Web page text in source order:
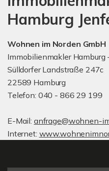
Hamburg
Wohnen im Norden GmbH
Immobilienmakler Hamburg
Sülldorfer Landstraße 247c
22589 Hamburg
Telefon: 040 - 866 29 199
E-Mail: anfrage@wohnen-
Internet: